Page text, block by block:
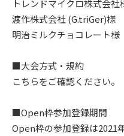
トレンドマイクロ株式会社
渡作株式会社 (G.triGer)様
明治ミルクチョコレート様
■大会方式・規約
こちらをご確認ください。
■Open枠参加登録期間
Open枠の参加登録は2021